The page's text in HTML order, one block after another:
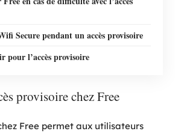
Secure pendant un accès provisoire
pour l’accès provisoire
provisoire chez Free
Free permet aux utilisateurs